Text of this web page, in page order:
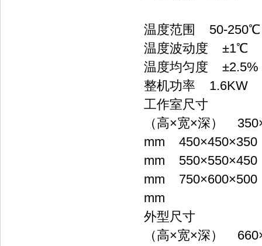
温度范围 50-250℃
温度波动度 ±1℃
温度均匀度 ±2.5%
整机功率
工作室尺寸
（高×宽×深）
mm 450×450×350
mm 550×550×450
mm 750×600×500
mm
外型尺寸
（高×宽×深）